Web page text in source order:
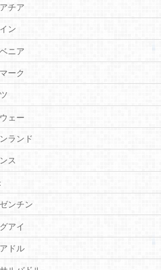
チア
ン
ニア
ーク
ェー
ランド
ス
ンチン
アイ
ドル